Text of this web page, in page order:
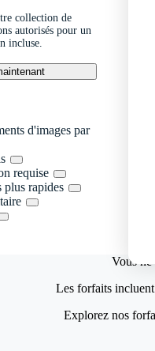
collection de
autorisés pour un
incluse.
d'images par
requise
plus rapides
Vous ne
Les forfaits
Explorez nos